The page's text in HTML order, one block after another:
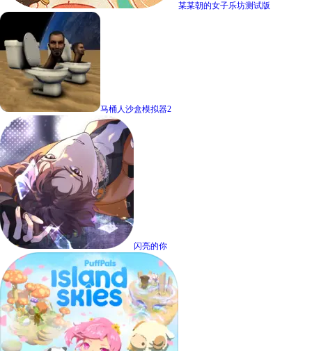
某某朝的女子乐坊测试版
马桶人沙盒模拟器2
闪亮的你